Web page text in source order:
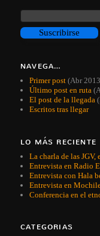
NAVEGA…
Primer post (Abr
Último post en ruta
El post de la llegada
Escritos tras llegar
LO MÁS RECIENTE
La charla de las JGV,
Entrevista en Radio
Entrevista con Hala
Entrevista en
Conferencia en el
CATEGORIAS